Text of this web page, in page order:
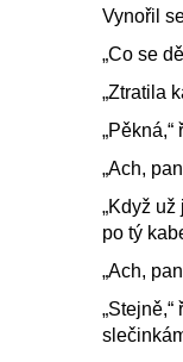
Vynořil
„Co se
„Ztratila
„Ach,
„Když už
po tý
„Ach,